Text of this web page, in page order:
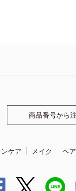
商品番号から
ケア メイク ヘ